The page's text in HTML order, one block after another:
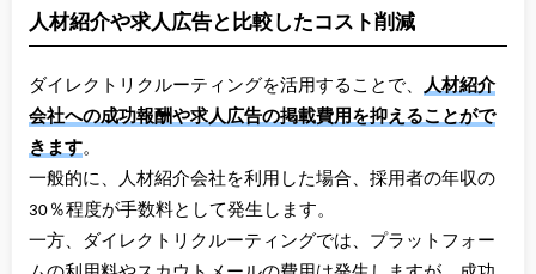
人材紹介や求人広告と比較したコスト削減
ダイレクトリクルーティングを活用することで、
人材紹介
会社への成功報酬や求人広告の掲載費用を抑えることがで
きます。
一般的に、人材紹介会社を利用した場合、採用者の年収の
30％程度が手数料として発生します。
一方、ダイレクトリクルーティングでは、プラットフォー